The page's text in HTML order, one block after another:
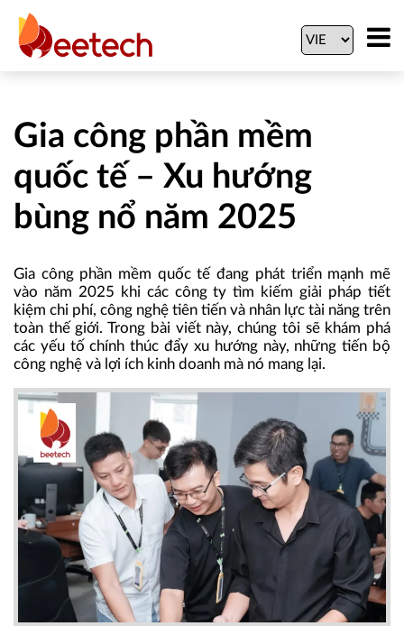
Gia công phần mềm
quốc tế – Xu hướng
bùng nổ năm 2025
Gia công phần mềm quốc tế đang phát triển mạnh mẽ
vào năm 2025 khi các công ty tìm kiếm giải pháp tiết
kiệm chi phí, công nghệ tiên tiến và nhân lực tài năng trên
toàn thế giới. Trong bài viết này, chúng tôi sẽ khám phá
các yếu tố chính thúc đẩy xu hướng này, những tiến bộ
công nghệ và lợi ích kinh doanh mà nó mang lại.